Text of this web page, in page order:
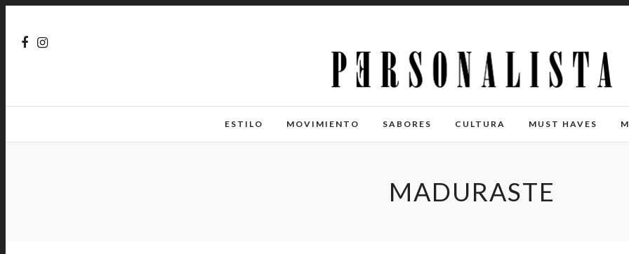
ESTILO MOVIMIENTO SABORES CULTURA MUST HAVES
MADURASTE